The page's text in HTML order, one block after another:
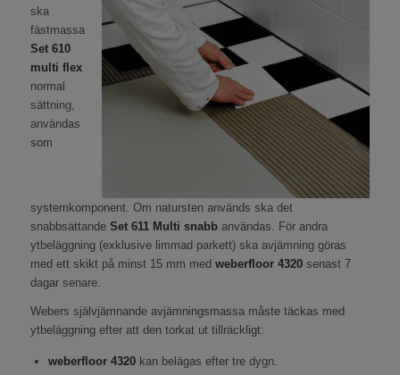
ska
fästmassa
Set 610
multi flex
normal
sättning,
användas
som
systemkomponent. Om natursten används ska det
snabbsättande Set 611 Multi snabbanvändas. För andra
ytbeläggning (exklusive limmad parkett) ska avjämning göras
med ett skikt på minst 15 mm med weberfloor 4320senast 7
dagar senare.
Webers självjämnande avjämningsmassa måste täckas med
ytbeläggning efter att den torkat ut tillräckligt:
weberfloor 4320kan belägas efter tre dygn.